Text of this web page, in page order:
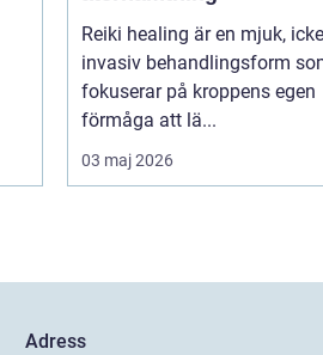
Reiki healing är en mjuk,
invasiv behandlingsform
fokuserar på kroppens egen
förmåga att lä...
03 maj 2026
Adress